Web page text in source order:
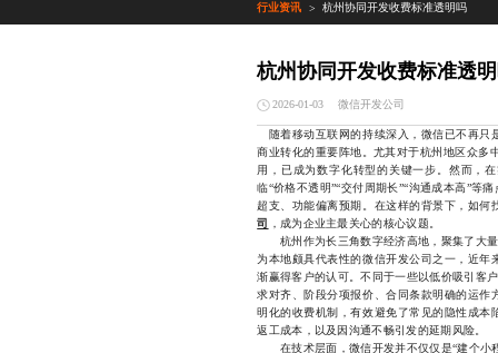
行业资讯 > 杭州协同开发收费标准透明吗
杭州协同开发收费标准透
2026-01-03 微信开发公司
随着移动互联网的持续深入，微信已不再只
商业转化的重要阵地。尤其对于杭州地区众多
用，已成为数字化转型的关键一步。然而，
临“价格不透明”“交付周期长”“沟通成本高”等
超支、功能偏离预期。在这样的背景下，如
司
，成为企业主最关心的核心议题。
杭州作为长三角数字经济高地，聚集了大量
为本地颇具代表性的微信开发公司之一，近
渐赢得客户的认可。不同于一些以低价吸引客
求对齐、阶段分项报价、合同条款明确的运
明化的收费机制，有效避免了常见的隐性成
返工成本，以及因沟通不畅引发的延期风险。
在技术层面，微信开发并不仅仅是“建个小